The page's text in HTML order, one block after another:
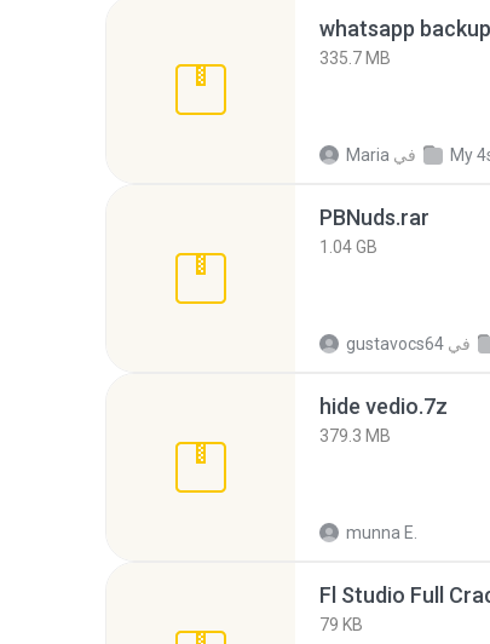
335.7 MB
Maria في My
PBNuds.rar
1.04 GB
gustavocs64 في
hide vedio.7z
379.3 MB
munna E.
Fl Studio Full
79 KB